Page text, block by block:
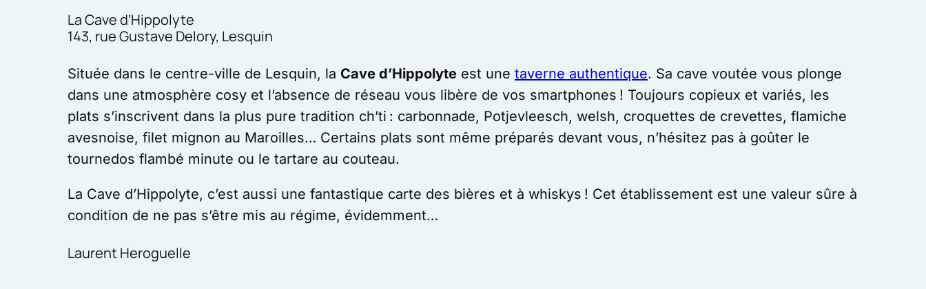
La Cave d’Hippolyte
143, rue Gustave Delory, Lesquin
Située dans le centre-ville de Lesquin, la Cave d’Hippolyte est une taverne authentique. Sa cave voutée vous plonge
dans une atmosphère cosy et l’absence de réseau vous libère de vos smartphones ! Toujours copieux et variés, les
plats s’inscrivent dans la plus pure tradition ch’ti : carbonnade, Potjevleesch, welsh, croquettes de crevettes, flamiche
avesnoise, filet mignon au Maroilles… Certains plats sont même préparés devant vous, n’hésitez pas à goûter le
tournedos flambé minute ou le tartare au couteau.
La Cave d’Hippolyte, c’est aussi une fantastique carte des bières et à whiskys ! Cet établissement est une valeur sûre à
condition de ne pas s’être mis au régime, évidemment…
Laurent Heroguelle